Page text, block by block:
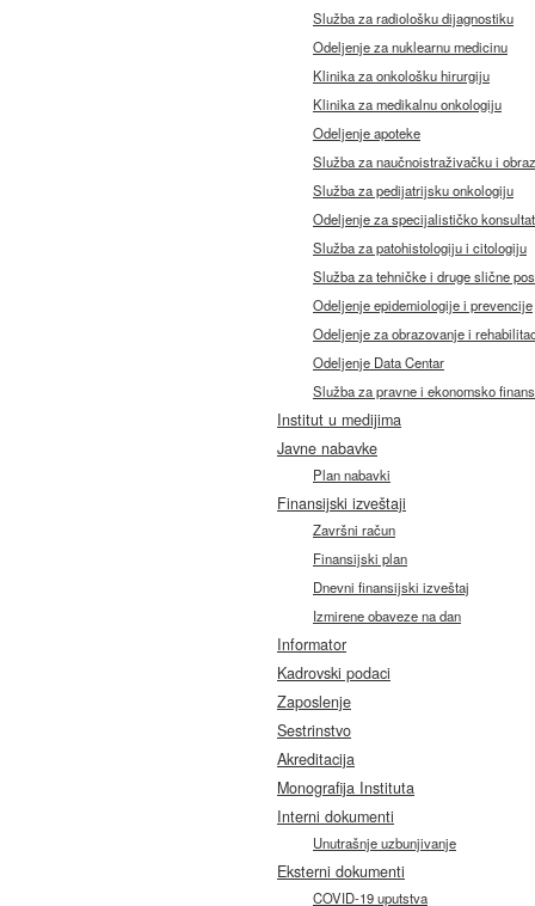
Služba za radiološku dijagnostiku
Odeljenje za nuklearnu medicinu
Klinika za onkološku hirurgiju
Klinika za medikalnu onkologiju
Odeljenje apoteke
Služba za naučnoistraživačku i
Služba za pedijatrijsku onkologiju
Odeljenje za specijalističko
Služba za patohistologiju i citologiju
Služba za tehničke i druge slične
Odeljenje epidemiologije i prevencije
Odeljenje za obrazovanje i
Odeljenje Data Centar
Služba za pravne i ekonomsko
Institut u medijima
Javne nabavke
Plan nabavki
Finansijski izveštaji
Završni račun
Finansijski plan
Dnevni finansijski izveštaj
Izmirene obaveze na dan
Informator
Kadrovski podaci
Zaposlenje
Sestrinstvo
Akreditacija
Monografija Instituta
Interni dokumenti
Unutrašnje uzbunjivanje
Eksterni dokumenti
COVID-19 uputstva